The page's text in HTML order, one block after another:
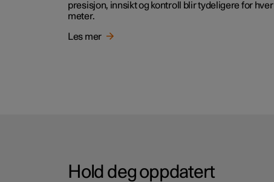
presisjon, innsikt og kontroll blir tydeligere for hver
meter.
Les mer
Hold deg oppdatert